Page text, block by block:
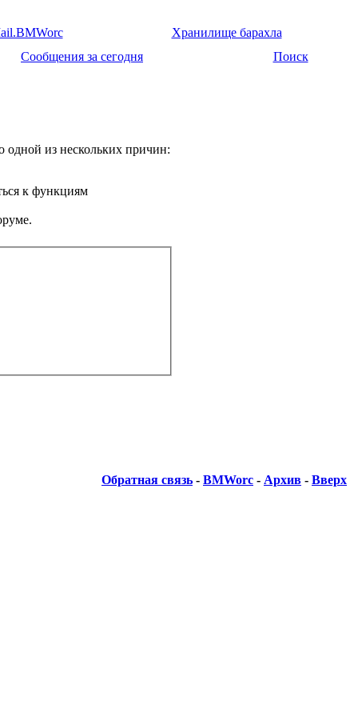
Хранилище барахла
Сообщения за сегодня
Поиск
одной из нескольких причин:
к функциям
Обратная связь - BMWorc - Архив - Вверх